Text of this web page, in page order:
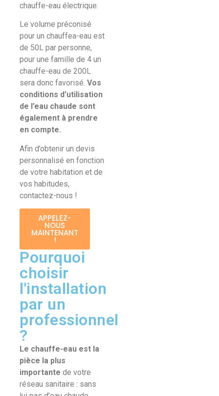
chauffe-eau électrique.
Le volume préconisé
pour un chauffea-eau est
de 50L par personne,
pour une famille de 4 un
chauffe-eau de 200L
sera donc favorisé. Vos
conditions d’utilisation
de l’eau chaude sont
également à prendre
en compte.
Afin d’obtenir un devis
personnalisé en fonction
de votre habitation et de
vos habitudes,
contactez-nous !
APPELEZ-
NOUS
MAINTENANT
!
Pourquoi
choisir
l'installation
par un
professionnel
?
Le chauffe-eau est la
pièce la plus
importante de votre
réseau sanitaire : sans